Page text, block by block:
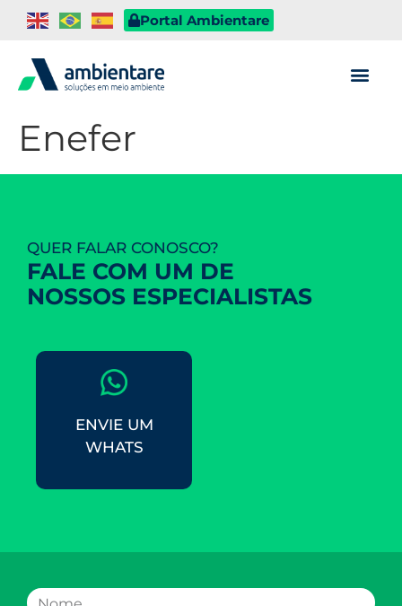
Portal Ambientare
Enefer
QUER FALAR CONOSCO?
FALE COM UM DE
NOSSOS ESPECIALISTAS
ENVIE UM
WHATS